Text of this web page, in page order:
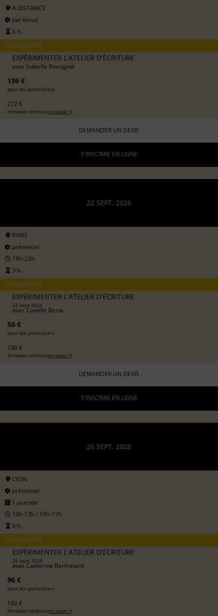
A DISTANCE
par email
6 h.
DÉCOUVERTE
EXPÉRIMENTER L'ATELIER D'ÉCRITURE
avec Isabelle Rossignol
136 €
pour les particuliers
272 €
formation continue (en savoir +)
DEMANDER UN DEVIS
S'INSCRIRE EN LIGNE
22 SEPT. 2026
PARIS
présentiel
19h-22h
3 h.
DÉCOUVERTE
EXPÉRIMENTER L'ATELIER D'ÉCRITURE
22 sept 2026
avecCamille Berta
50 €
pour les particuliers
100 €
formation continue (en savoir +)
DEMANDER UN DEVIS
S'INSCRIRE EN LIGNE
26 SEPT. 2026
LYON
présentiel
1 journée
10h-13h / 14h-17h
6 h.
DÉCOUVERTE
EXPÉRIMENTER L'ATELIER D'ÉCRITURE
26 sept 2026
avecCatherine Berthelard
96 €
pour les particuliers
192 €
formation continue (en savoir +)